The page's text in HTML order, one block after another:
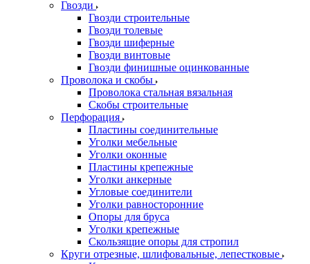
Гвозди
Гвозди строительные
Гвозди толевые
Гвозди шиферные
Гвозди винтовые
Гвозди финишные оцинкованные
Проволока и скобы
Проволока стальная вязальная
Скобы строительные
Перфорация
Пластины соединительные
Уголки мебельные
Уголки оконные
Пластины крепежные
Уголки анкерные
Угловые соединители
Уголки равносторонние
Опоры для бруса
Уголки крепежные
Скользящие опоры для стропил
Круги отрезные, шлифовальные, лепестковые